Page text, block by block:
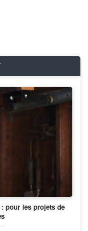
: pour les projets de